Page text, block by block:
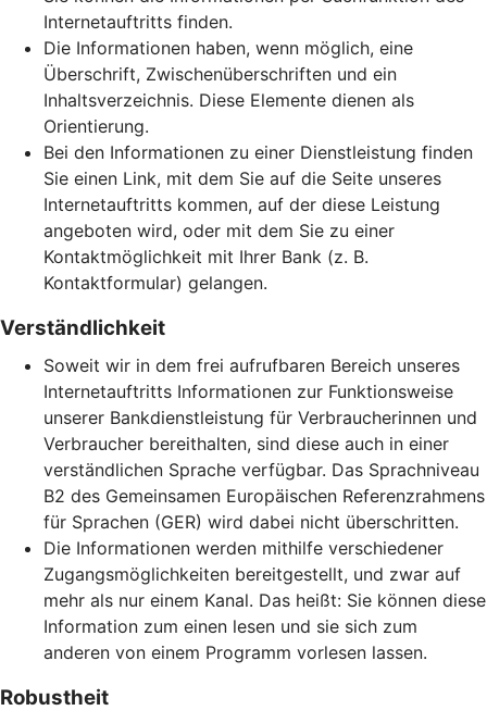
Internetauftritts finden.
Die Informationen haben, wenn möglich, eine
Überschrift, Zwischenüberschriften und ein
Inhaltsverzeichnis. Diese Elemente dienen als
Orientierung.
Bei den Informationen zu einer Dienstleistung finden
Sie einen Link, mit dem Sie auf die Seite unseres
Internetauftritts kommen, auf der diese Leistung
angeboten wird, oder mit dem Sie zu einer
Kontaktmöglichkeit mit Ihrer Bank (z. B.
Kontaktformular) gelangen.
Verständlichkeit
Soweit wir in dem frei aufrufbaren Bereich unseres
Internetauftritts Informationen zur Funktionsweise
unserer Bankdienstleistung für Verbraucherinnen und
Verbraucher bereithalten, sind diese auch in einer
verständlichen Sprache verfügbar. Das Sprachniveau
B2 des Gemeinsamen Europäischen Referenzrahmens
für Sprachen (GER) wird dabei nicht überschritten.
Die Informationen werden mithilfe verschiedener
Zugangsmöglichkeiten bereitgestellt, und zwar auf
mehr als nur einem Kanal. Das heißt: Sie können diese
Information zum einen lesen und sie sich zum
anderen von einem Programm vorlesen lassen.
Robustheit